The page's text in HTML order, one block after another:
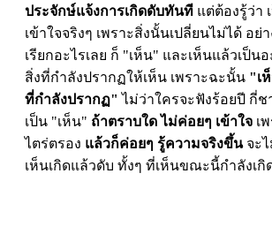
ประจักษ์แจ้งการเกิดดับทันที แต่ต้องรู้ว่า
เข้าใจจริงๆ เพราะสิ่งนั้นเปลี่ยนไม่ได้ อย่
เรียกอะไรเลย ก็ "เห็น" และเห็นแล้วเป็น
สิ่งที่กำลังปรากฏให้เห็น เพราะฉะนั้น "เ
ที่กำลังปรากฏ" ไม่ว่าใครจะฟังร้อยปี กี่ช
เป็น "เห็น" ถ้าตราบใด ไม่ค่อยๆ เข้าใจ เ
ไตร่ตรอง แล้วก็ค่อยๆ รู้ความจริงขึ้นจะ
เห็นเกิดแล้วดับ ทั้งๆ ที่เห็นขณะนี้กำลังเกิ